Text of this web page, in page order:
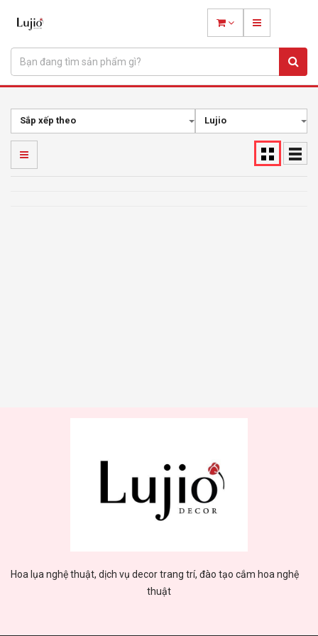
Sắp xếp theo Lujio
Hoa lụa nghệ thuật, dịch vụ decor trang trí, đào tạo cắm hoa nghệ
thuật